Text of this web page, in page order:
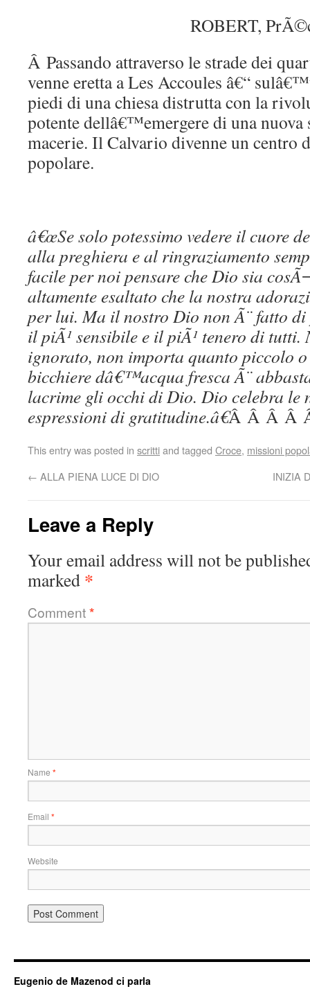
ROBERT,
Â Passando attraverso le strade dei
venne eretta a Les Accoules â€“
piedi di una chiesa distrutta con la
potente dellâ€™emergere di una nuova
macerie. Il Calvario divenne un centro
popolare.
â€œSe solo potessimo vedere il cuore
alla preghiera e al ringraziamento
facile per noi pensare che Dio sia
altamente esaltato che la nostra
per lui. Ma il nostro Dio non Ã¨ fatto
il piÃ¹ sensibile e il piÃ¹ tenero di tutti.
ignorato, non importa quanto piccolo
bicchiere dâ€™acqua fresca Ã¨
lacrime gli occhi di Dio. Dio celebra le
espressioni di gratitudine.â€Â Â Â Â
This entry was posted in scrittiand tagged Croce, missioni
← ALLA PIENA LUCE DI DIO INIZIA
Leave a Reply
Your email address will not be
marked *
Comment*
Name *
Email *
Website
Eugenio de Mazenod ci parla